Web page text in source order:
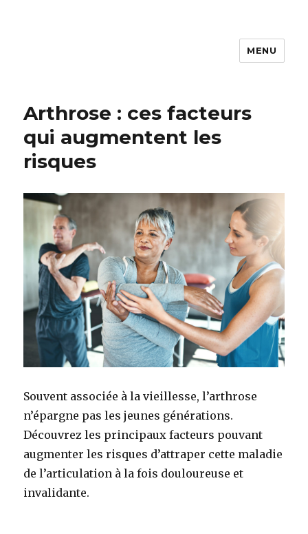
MENU
Arthrose : ces facteurs
qui augmentent les
risques
Souvent associée à la vieillesse, l’arthrose
n’épargne pas les jeunes générations.
Découvrez les principaux facteurs pouvant
augmenter les risques d’attraper cette maladie
de l’articulation à la fois douloureuse et
invalidante.